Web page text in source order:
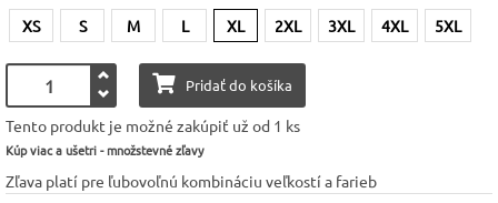
XS S M L XL 2XL 3XL 4XL 5XL
Pridať do košíka
Tento produkt je možné zakúpiť už od 1 ks
Kúp viac a ušetri - množstevné zľavy
Zľava platí pre ľubovoľnú kombináciu veľkostí a farieb